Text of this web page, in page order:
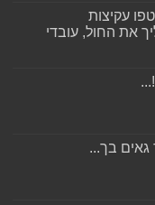
עקיצות
את החול, עובדי
גאים בך...